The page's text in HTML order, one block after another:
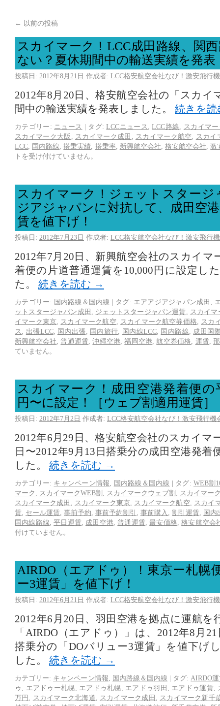
← 以前の投稿
スカイマーク！LCC成田路線、関
ない？夏休期間中の輸送実績を発表
投稿日: 2012年8月21日 作成者: LCC格安航空会社なび！激安飛行
2012年8月20日、格安航空会社の「スカイ
間中の輸送実績を発表しました。 続きを
カテゴリー: ニュース | タグ: LCCニュース ,LCC路線
スカイマ
スカイマーク大阪
スカイマーク成田 スカイマーク航空
スカイ
LCC
国内路線 ,搭乗実績 搭乗率, 新興航空会社 ,格安航空会社 ,激
トを受け付けていません。
スカイマーク！ジェットスタージ
ジアジャパンに対抗して、成田空
賃を値下げ！
投稿日: 2012年7月23日 作成者: LCC格安航空会社なび！激安飛行
2012年7月20日、新興航空会社のスカイマ
着便の片道普通運賃を10,000円に設定し
た。 続きを読む →
カテゴリー: 国内路線＆国内線 | タグ: エアアジアジャパン成田
ットスタージャパン成田
ジェットスタージャパン運賃
スカイマ
イマーク東京
スカイマーク航空 スカイマーク航空券価格
スカ
ス
出張LCC, 国内出張 国内旅行 国内線LCC 国内路線
成田国
新興航空会社 ,普通運賃 ,沖縄空港 ,福岡空港 ,航空券価格 運賃 ,
ていません。
スカイマーク！成田空港発着便の
円〜に設定！［ウェブ割適用運賃］
投稿日: 2012年7月2日 作成者: LCC格安航空会社なび！激安飛行機
2012年6月29日、格安航空会社のスカイマ
日〜2012年9月13日搭乗分の成田空港発着
した。 続きを読む →
カテゴリー: キャンペーン情報 国内路線＆国内線 | タグ: WEB割
マーク
スカイマークWEB割 スカイマークウェブ割
スカイマー
スカイマーク成田
スカイマーク東京 スカイマーク航空
スカイ
賃
セール運賃 事前予約 事前予約割引 事前購入 割引運賃
国内
国内線路線 ,平日運賃 成田空港 ,普通運賃 ,最安価格 ,格安航空会
付けていません。
AIRDO（エアドゥ）！東京ー札幌
ー3運賃」を値下げ！
投稿日: 2012年6月21日 作成者: LCC格安航空会社なび！激安飛行
2012年6月20日、羽田空港を拠点に運航を
「AIRDO（エアドゥ）」は、2012年8月
搭乗分の「DOバリュー3運賃」を値下げ
した。 続きを読む →
カテゴリー: キャンペーン情報 国内路線＆国内線 | タグ: AIRDO
ゥ
エアドゥー札幌 エアドゥ札幌 エアドゥ羽田 エアドゥ運賃
万円
スカイマーク北海道 スカイマーク成田
スカイマーク新千